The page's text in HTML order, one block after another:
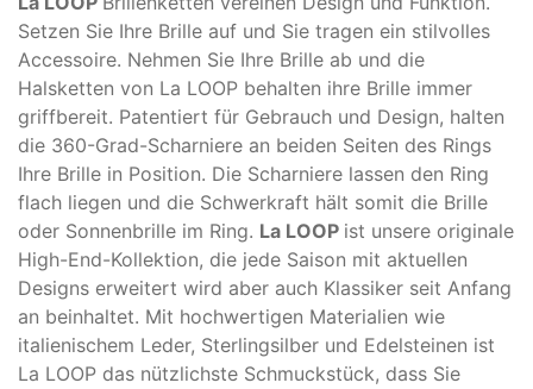
Setzen Sie Ihre Brille auf und Sie tragen ein stilvolles
Accessoire. Nehmen Sie Ihre Brille ab und die
Halsketten von La LOOP behalten ihre Brille immer
griffbereit. Patentiert für Gebrauch und Design, halten
die 360-Grad-Scharniere an beiden Seiten des Rings
Ihre Brille in Position. Die Scharniere lassen den Ring
flach liegen und die Schwerkraft hält somit die Brille
oder Sonnenbrille im Ring. La LOOP ist unsere originale
High-End-Kollektion, die jede Saison mit aktuellen
Designs erweitert wird aber auch Klassiker seit Anfang
an beinhaltet. Mit hochwertigen Materialien wie
italienischem Leder, Sterlingsilber und Edelsteinen ist
La LOOP das nützlichste Schmuckstück, dass Sie